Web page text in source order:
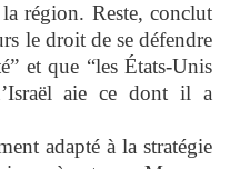
région. Reste, conclut
le droit de se défendre
et que “les États-Unis
aie ce dont il a
adapté à la stratégie